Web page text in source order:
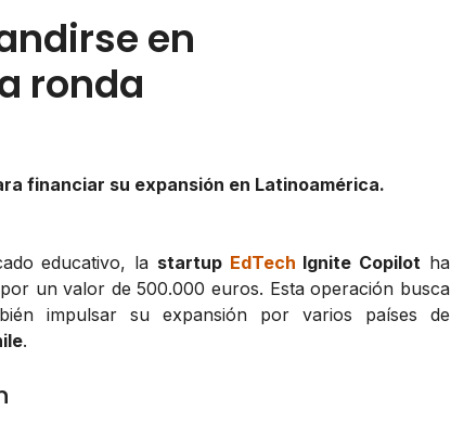
en
ronda
financiar su expansión en Latinoamérica.
educativo, la startup EdTech Ignite Copilot ha
un valor de 500.000 euros. Esta operación busca
impulsar su expansión por varios países de
.